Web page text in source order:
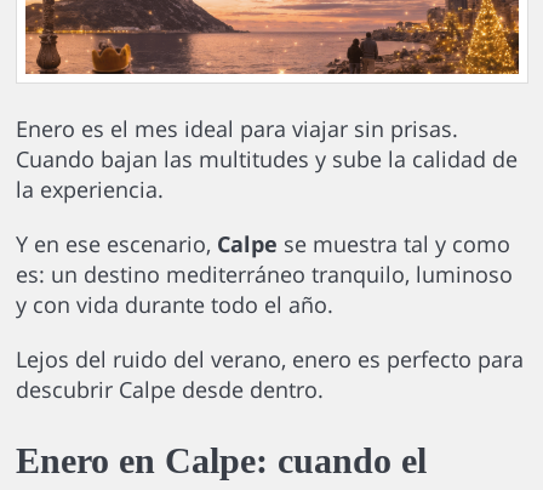
Enero es el mes ideal para viajar sin prisas.
Cuando bajan las multitudes y sube la calidad de
la experiencia.
Y en ese escenario, Calpe se muestra tal y como
es: un destino mediterráneo tranquilo, luminoso
y con vida durante todo el año.
Lejos del ruido del verano, enero es perfecto para
descubrir Calpe desde dentro.
Enero en Calpe: cuando el